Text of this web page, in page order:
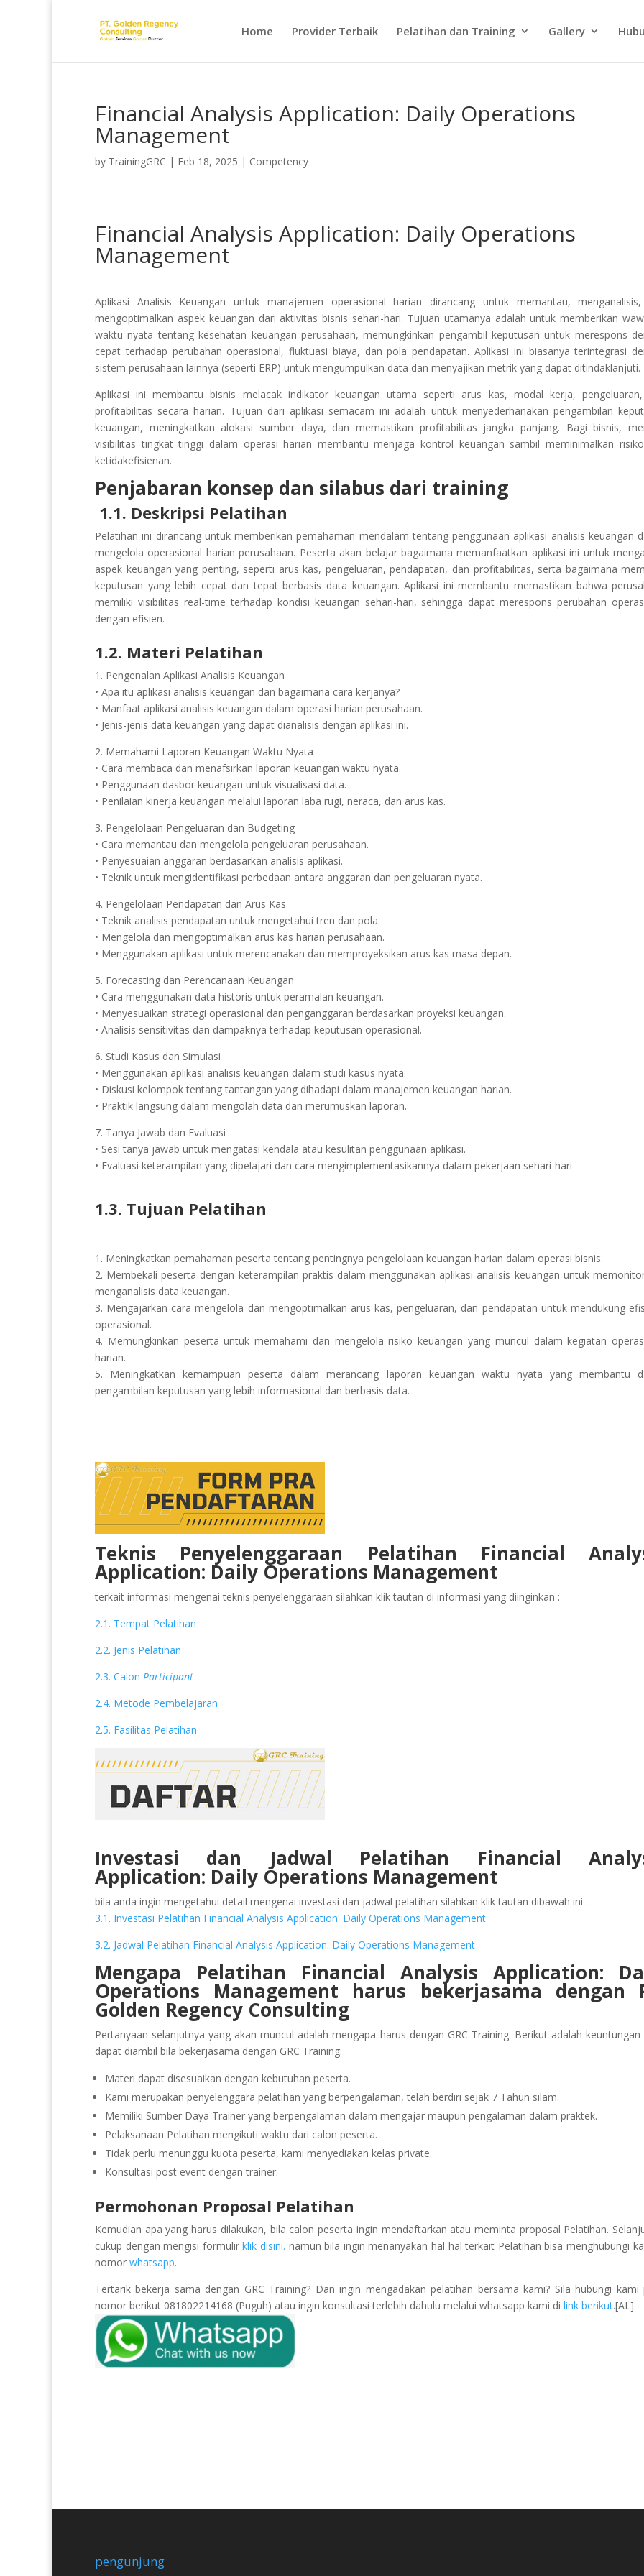
Home Provider Terbaik Pelatihan dan Training Gallery
Financial Analysis Application: Daily Operations
Management
by TrainingGRC | Feb 18, 2025 | Competency
Financial Analysis Application: Daily Operations
Management
Aplikasi Analisis Keuangan untuk manajemen operasional harian dirancang untuk memantau,
mengoptimalkan aspek keuangan dari aktivitas bisnis sehari-hari. Tujuan utamanya adalah untuk memberikan
waktu nyata tentang kesehatan keuangan perusahaan, memungkinkan pengambil keputusan untuk merespons
cepat terhadap perubahan operasional, fluktuasi biaya, dan pola pendapatan. Aplikasi ini biasanya terintegrasi
sistem perusahaan lainnya (seperti ERP) untuk mengumpulkan data dan menyajikan metrik yang dapat ditindaklanjuti.
Aplikasi ini membantu bisnis melacak indikator keuangan utama seperti arus kas, modal kerja,
profitabilitas secara harian. Tujuan dari aplikasi semacam ini adalah untuk menyederhanakan pengambilan
keuangan, meningkatkan alokasi sumber daya, dan memastikan profitabilitas jangka panjang. Bagi bisnis,
visibilitas tingkat tinggi dalam operasi harian membantu menjaga kontrol keuangan sambil meminimalkan
ketidakefisienan.
Penjabaran konsep dan silabus dari training
1.1. Deskripsi Pelatihan
Pelatihan ini dirancang untuk memberikan pemahaman mendalam tentang penggunaan aplikasi analisis keuangan
mengelola operasional harian perusahaan. Peserta akan belajar bagaimana memanfaatkan aplikasi ini untuk
aspek keuangan yang penting, seperti arus kas, pengeluaran, pendapatan, dan profitabilitas, serta bagaimana
keputusan yang lebih cepat dan tepat berbasis data keuangan. Aplikasi ini membantu memastikan bahwa
memiliki visibilitas real-time terhadap kondisi keuangan sehari-hari, sehingga dapat merespons perubahan
dengan efisien.
1.2. Materi Pelatihan
1. Pengenalan Aplikasi Analisis Keuangan
• Apa itu aplikasi analisis keuangan dan bagaimana cara kerjanya?
• Manfaat aplikasi analisis keuangan dalam operasi harian perusahaan.
• Jenis-jenis data keuangan yang dapat dianalisis dengan aplikasi ini.
2. Memahami Laporan Keuangan Waktu Nyata
• Cara membaca dan menafsirkan laporan keuangan waktu nyata.
• Penggunaan dasbor keuangan untuk visualisasi data.
• Penilaian kinerja keuangan melalui laporan laba rugi, neraca, dan arus kas.
3. Pengelolaan Pengeluaran dan Budgeting
• Cara memantau dan mengelola pengeluaran perusahaan.
• Penyesuaian anggaran berdasarkan analisis aplikasi.
• Teknik untuk mengidentifikasi perbedaan antara anggaran dan pengeluaran nyata.
4. Pengelolaan Pendapatan dan Arus Kas
• Teknik analisis pendapatan untuk mengetahui tren dan pola.
• Mengelola dan mengoptimalkan arus kas harian perusahaan.
• Menggunakan aplikasi untuk merencanakan dan memproyeksikan arus kas masa depan.
5. Forecasting dan Perencanaan Keuangan
• Cara menggunakan data historis untuk peramalan keuangan.
• Menyesuaikan strategi operasional dan penganggaran berdasarkan proyeksi keuangan.
• Analisis sensitivitas dan dampaknya terhadap keputusan operasional.
6. Studi Kasus dan Simulasi
• Menggunakan aplikasi analisis keuangan dalam studi kasus nyata.
• Diskusi kelompok tentang tantangan yang dihadapi dalam manajemen keuangan harian.
• Praktik langsung dalam mengolah data dan merumuskan laporan.
7. Tanya Jawab dan Evaluasi
• Sesi tanya jawab untuk mengatasi kendala atau kesulitan penggunaan aplikasi.
• Evaluasi keterampilan yang dipelajari dan cara mengimplementasikannya dalam pekerjaan sehari-hari
1.3. Tujuan Pelatihan
1. Meningkatkan pemahaman peserta tentang pentingnya pengelolaan keuangan harian dalam operasi bisnis.
2. Membekali peserta dengan keterampilan praktis dalam menggunakan aplikasi analisis keuangan untuk
menganalisis data keuangan.
3. Mengajarkan cara mengelola dan mengoptimalkan arus kas, pengeluaran, dan pendapatan untuk mendukung
operasional.
4. Memungkinkan peserta untuk memahami dan mengelola risiko keuangan yang muncul dalam kegiatan
harian.
5. Meningkatkan kemampuan peserta dalam merancang laporan keuangan waktu nyata yang membantu
pengambilan keputusan yang lebih informasional dan berbasis data.
Teknis Penyelenggaraan Pelatihan Financial
Application: Daily Operations Management
terkait informasi mengenai teknis penyelenggaraan silahkan klik tautan di informasi yang diinginkan :
2.1. Tempat Pelatihan
2.2. Jenis Pelatihan
2.3. Calon Participant
2.4. Metode Pembelajaran
2.5. Fasilitas Pelatihan
Investasi dan Jadwal Pelatihan Financial
Application: Daily Operations Management
bila anda ingin mengetahui detail mengenai investasi dan jadwal pelatihan silahkan klik tautan dibawah ini :
3.1. Investasi Pelatihan Financial Analysis Application: Daily Operations Management
3.2. Jadwal Pelatihan Financial Analysis Application: Daily Operations Management
Mengapa Pelatihan Financial Analysis Application:
Operations Management harus bekerjasama dengan
Golden Regency Consulting
Pertanyaan selanjutnya yang akan muncul adalah mengapa harus dengan GRC Training. Berikut adalah keuntungan
dapat diambil bila bekerjasama dengan GRC Training.
Materi dapat disesuaikan dengan kebutuhan peserta.
Kami merupakan penyelenggara pelatihan yang berpengalaman, telah berdiri sejak 7 Tahun silam.
Memiliki Sumber Daya Trainer yang berpengalaman dalam mengajar maupun pengalaman dalam praktek.
Pelaksanaan Pelatihan mengikuti waktu dari calon peserta.
Tidak perlu menunggu kuota peserta, kami menyediakan kelas private.
Konsultasi post event dengan trainer.
Permohonan Proposal Pelatihan
Kemudian apa yang harus dilakukan, bila calon peserta ingin mendaftarkan atau meminta proposal Pelatihan.
cukup dengan mengisi formulirklik disini. namun bila ingin menanyakan hal hal terkait Pelatihan bisa menghubungi
nomor whatsapp.
Tertarik bekerja sama dengan GRC Training? Dan ingin mengadakan pelatihan bersama kami? Sila hubungi kami
nomor berikut 081802214168 (Puguh) atau ingin konsultasi terlebih dahulu melalui whatsapp kami di link berikut.[AL]
pengunjung